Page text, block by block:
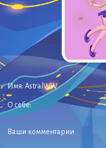
Имя: AstralWW
О себе:
Ваши комментарии